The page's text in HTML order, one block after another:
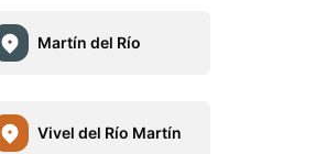
Martín del Río
Vivel del Río Martín